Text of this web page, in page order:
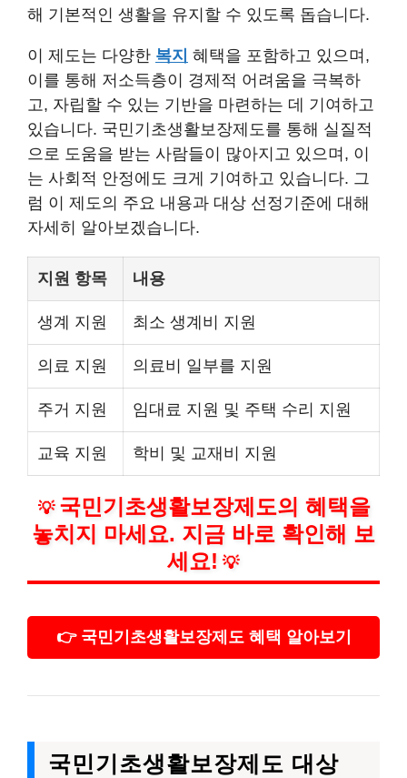
해 기본적인 생활을 유지할 수 있도록 돕습니다.
이 제도는 다양한 복지 혜택을 포함하고 있으며,
이를 통해 저소득층이 경제적 어려움을 극복하
고, 자립할 수 있는 기반을 마련하는 데 기여하고
있습니다. 국민기초생활보장제도를 통해 실질적
으로 도움을 받는 사람들이 많아지고 있으며, 이
는 사회적 안정에도 크게 기여하고 있습니다. 그
럼 이 제도의 주요 내용과 대상 선정기준에 대해
자세히 알아보겠습니다.
지원 항목 내용
생계 지원 최소 생계비 지원
의료 지원 의료비 일부를 지원
주거 지원 임대료 지원 및 주택 수리 지원
교육 지원 학비 및 교재비 지원
💡 국민기초생활보장제도의 혜택을
놓치지 마세요. 지금 바로 확인해 보
세요! 💡
👉 국민기초생활보장제도 혜택 알아보기
국민기초생활보장제도 대상